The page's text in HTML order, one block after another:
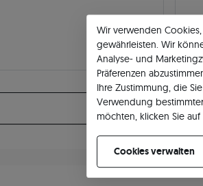
Wir verwenden
gewährleisten. Wir
Analyse- und
Präferenzen
Ihre Zustimmung, die
Verwendung
möchten, klicken Sie auf
Cookies verwalten